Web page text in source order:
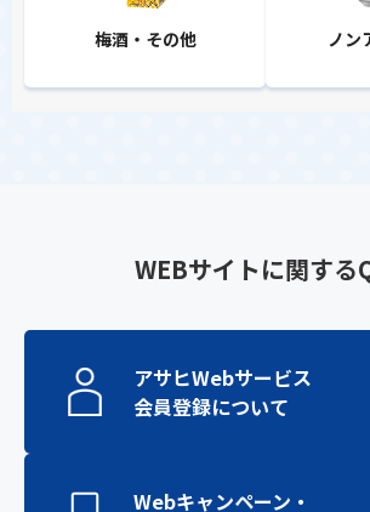
梅酒・その他 ノン
WEBサイトに関する
アサヒWebサービス
会員登録について
Webキャンペーン・